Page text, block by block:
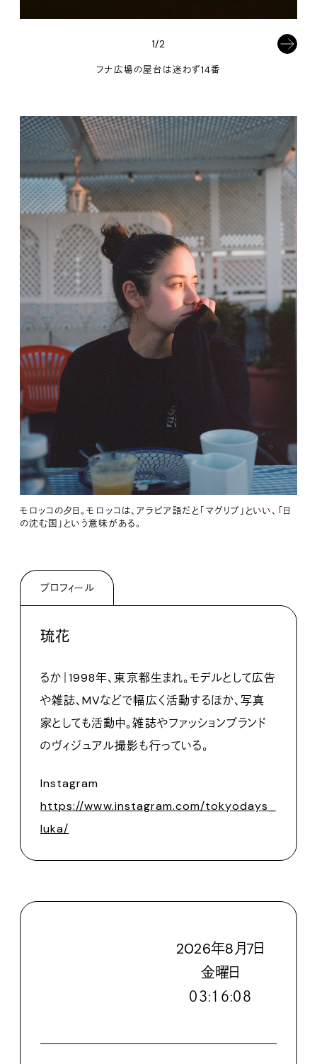
1/2
フナ広場の屋台は迷わず14番
モロッコの夕日。モロッコは、アラビア語だと「マグリブ」といい、「日
の沈む国」という意味がある。
プロフィール
琉花
るか｜1998年、東京都生まれ。モデルとして広告
や雑誌、MVなどで幅広く活動するほか、写真
家としても活動中。雑誌やファッションブランド
のヴィジュアル撮影も行っている。
Instagram
https://www.instagram.com/tokyodays_
luka/
2026年8月7日
金曜日
０３:１６:０９